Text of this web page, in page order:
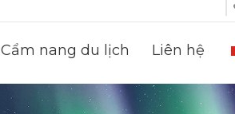
Cẩm nang du lịch Liên hệ